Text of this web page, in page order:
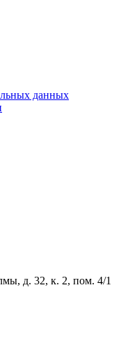
данных
д. 32, к. 2, пом. 4/1